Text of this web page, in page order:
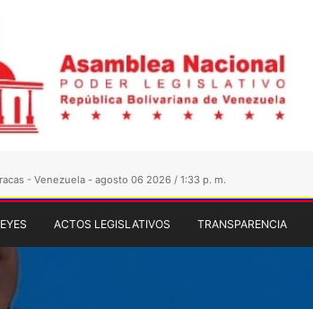
- Venezuela - agosto 06 2026 / 1:33 p. m.
ACTOS LEGISLATIVOS TRANSPARENCIA